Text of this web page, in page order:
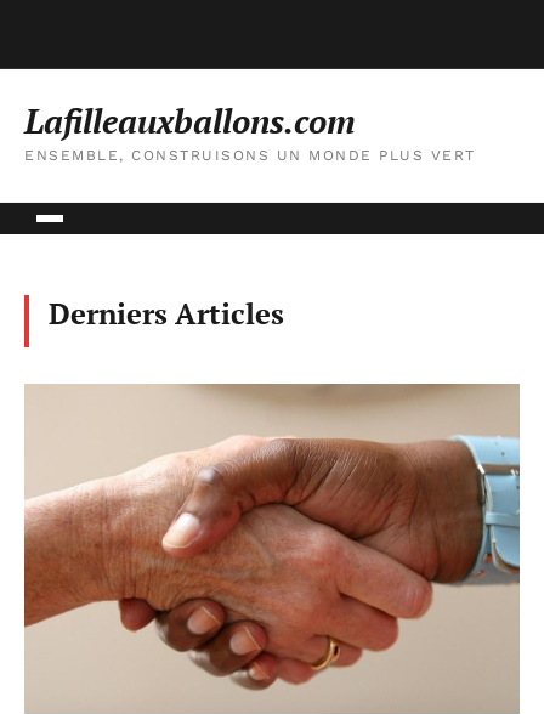
Lafilleauxballons.com
ENSEMBLE, CONSTRUISONS UN MONDE PLUS VERT
Derniers Articles